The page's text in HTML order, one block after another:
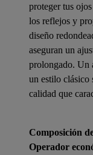
proteger tus
los reflejos y
diseño
aseguran un
prolongado. Un
un estilo clásico
calidad que
Composición
Operador